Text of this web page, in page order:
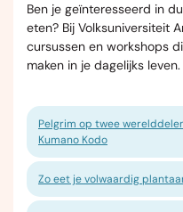
Ben je geïnteresseerd in
eten? Bij Volksuniversiteit
cursussen en workshops
maken in je dagelijks leven.
Pelgrim op twee
Kumano Kodo
Zo eet je volwaardig